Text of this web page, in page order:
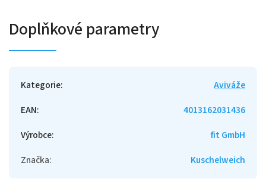
Doplňkové parametry
Kategorie:
Aviváže
EAN:
4013162031436
Výrobce:
fit GmbH
Značka: Kuschelweich